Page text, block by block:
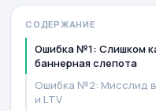
СОДЕРЖАНИЕ
Ошибка №1: Слишком
баннерная слепота
Ошибка №2: Мисслид в
и LTV